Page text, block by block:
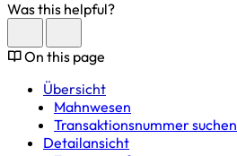
Was this helpful?
On this page
Übersicht
Mahnwesen
Transaktionsnummer suchen
Detailansicht